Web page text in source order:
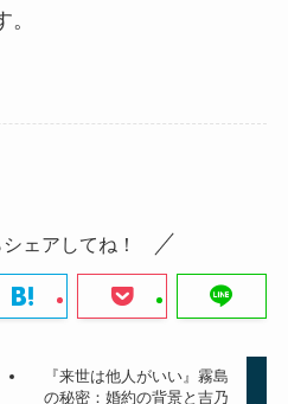
ェアしてね！
『来世は他人がいい』霧島
の秘密：婚約の背景と吉乃